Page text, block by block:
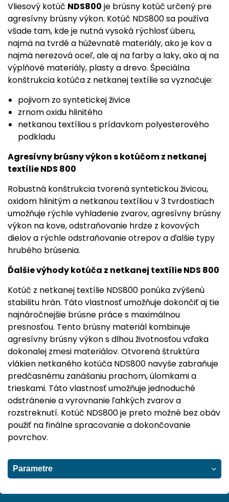
Vliesový kotúč NDS800 je brúsny kotúč určený pre
agresívny brúsny výkon. Kotúč NDS800 sa používa
všade tam, kde je nutná vysoká rýchlosť úberu,
najmä na tvrdé a húževnaté materiály, ako je kov a
najmä nerezová oceľ, ale aj na farby a laky, ako aj na
výplňové materiály, plasty a drevo. Špeciálna
konštrukcia kotúča z netkanej textílie sa vyznačuje:
pojivom zo syntetickej živice
zrnom oxidu hlinitého
netkanou textíliou s prídavkom polyesterového
podkladu
Agresívny brúsny výkon s kotúčom z netkanej
textílie NDS 800
Robustná konštrukcia tvorená syntetickou živicou,
oxidom hlinitým a netkanou textíliou v 3 tvrdostiach
umožňuje rýchle vyhladenie zvarov, agresívny brúsny
výkon na kove, odstraňovanie hrdze z kovových
dielov a rýchle odstraňovanie otrepov a ďalšie typy
hrubého brúsenia.
Ďalšie výhody kotúča z netkanej textílie NDS 800
Kotúč z netkanej textílie NDS800 ponúka zvýšenú
stabilitu hrán. Táto vlastnosť umožňuje dokončiť aj tie
najnáročnejšie brúsne práce s maximálnou
presnosťou. Tento brúsny materiál kombinuje
agresívny brúsny výkon s dlhou životnosťou vďaka
dokonalej zmesi materiálov. Otvorená štruktúra
vlákien netkaného kotúča NDS800 navyše zabraňuje
predčasnému zanášaniu prachom, úlomkami a
trieskami. Táto vlastnosť umožňuje jednoduché
odstránenie a vyrovnanie ľahkých zvarov a
rozstreknutí. Kotúč NDS800 je preto možné bez obáv
použiť na finálne spracovanie a dokončovanie
povrchov.
Parametre